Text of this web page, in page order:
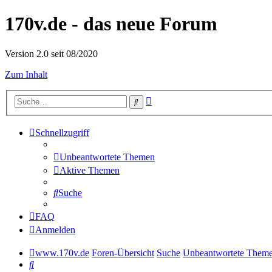
170v.de - das neue Forum
Version 2.0 seit 08/2020
Zum Inhalt
Suche
Schnellzugriff
Unbeantwortete Themen
Aktive Themen
Suche
FAQ
Anmelden
www.170v.de Foren-Übersicht Suche Unbeantwortete
Suche